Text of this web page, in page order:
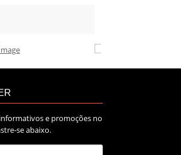
e promoções no
se abaixo.